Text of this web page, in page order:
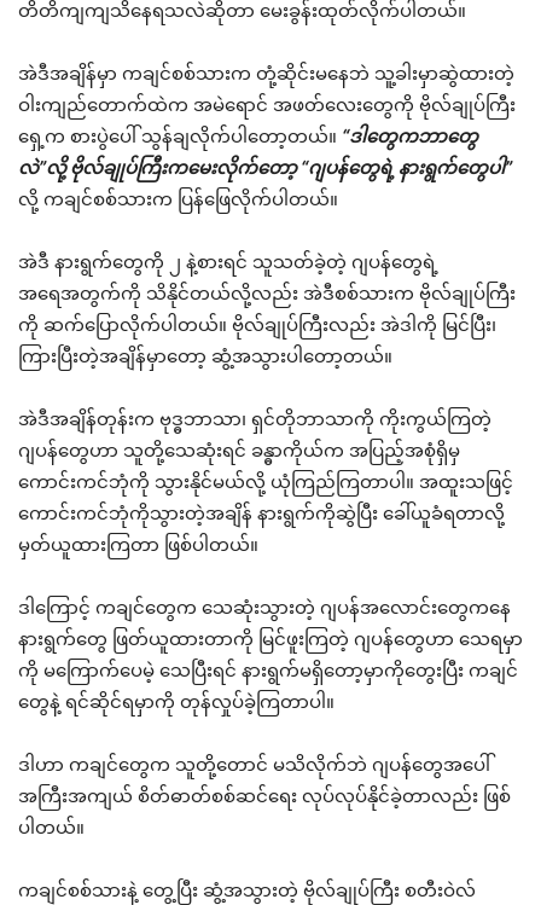
တိတိကျကျသိနေရသလဲဆိုတာ မေးခွန်းထုတ်လိုက်ပါတယ်။
အဲဒီအချိန်မှာ ကချင်စစ်သားက တုံ့ဆိုင်းမနေဘဲ သူ့ခါးမှာဆွဲထားတဲ့
ဝါးကျည်တောက်ထဲက အမဲရောင် အဖတ်လေးတွေကို ဗိုလ်ချုပ်ကြီး
ရှေ့က စားပွဲပေါ် သွန်ချလိုက်ပါတော့တယ်။ “ဒါတွေကဘာတွေ
လဲ”လို့ ဗိုလ်ချုပ်ကြီးကမေးလိုက်တော့ “ဂျပန်တွေရဲ့ နားရွက်တွေပါ”
လို့ ကချင်စစ်သားက ပြန်ဖြေလိုက်ပါတယ်။
အဲဒီ နားရွက်တွေကို ၂ နဲ့စားရင် သူသတ်ခဲ့တဲ့ ဂျပန်တွေရဲ့
အရေအတွက်ကို သိနိုင်တယ်လို့လည်း အဲဒီစစ်သားက ဗိုလ်ချုပ်ကြီး
ကို ဆက်ပြောလိုက်ပါတယ်။ ဗိုလ်ချုပ်ကြီးလည်း အဲဒါကို မြင်ပြီး၊
ကြားပြီးတဲ့အချိန်မှာတော့ ဆွံ့အသွားပါတော့တယ်။
အဲဒီအချိန်တုန်းက ဗုဒ္ဓဘာသာ၊ ရှင်တိုဘာသာကို ကိုးကွယ်ကြတဲ့
ဂျပန်တွေဟာ သူတို့သေဆုံးရင် ခန္ဓာကိုယ်က အပြည့်အစုံရှိမှ
ကောင်းကင်ဘုံကို သွားနိုင်မယ်လို့ ယုံကြည်ကြတာပါ။ အထူးသဖြင့်
ကောင်းကင်ဘုံကိုသွားတဲ့အချိန် နားရွက်ကိုဆွဲပြီး ခေါ်ယူခံရတာလို့
မှတ်ယူထားကြတာ ဖြစ်ပါတယ်။
ဒါကြောင့် ကချင်တွေက သေဆုံးသွားတဲ့ ဂျပန်အလောင်းတွေကနေ
နားရွက်တွေ ဖြတ်ယူထားတာကို မြင်ဖူးကြတဲ့ ဂျပန်တွေဟာ သေရမှာ
ကို မကြောက်ပေမဲ့ သေပြီးရင် နားရွက်မရှိတော့မှာကိုတွေးပြီး ကချင်
တွေနဲ့ ရင်ဆိုင်ရမှာကို တုန်လှုပ်ခဲ့ကြတာပါ။
ဒါဟာ ကချင်တွေက သူတို့တောင် မသိလိုက်ဘဲ ဂျပန်တွေအပေါ်
အကြီးအကျယ် စိတ်ဓာတ်စစ်ဆင်ရေး လုပ်လုပ်နိုင်ခဲ့တာလည်း ဖြစ်
ပါတယ်။
ကချင်စစ်သားနဲ့ တွေ့ပြီး ဆွံ့အသွားတဲ့ ဗိုလ်ချုပ်ကြီး စတီးဝဲလ်